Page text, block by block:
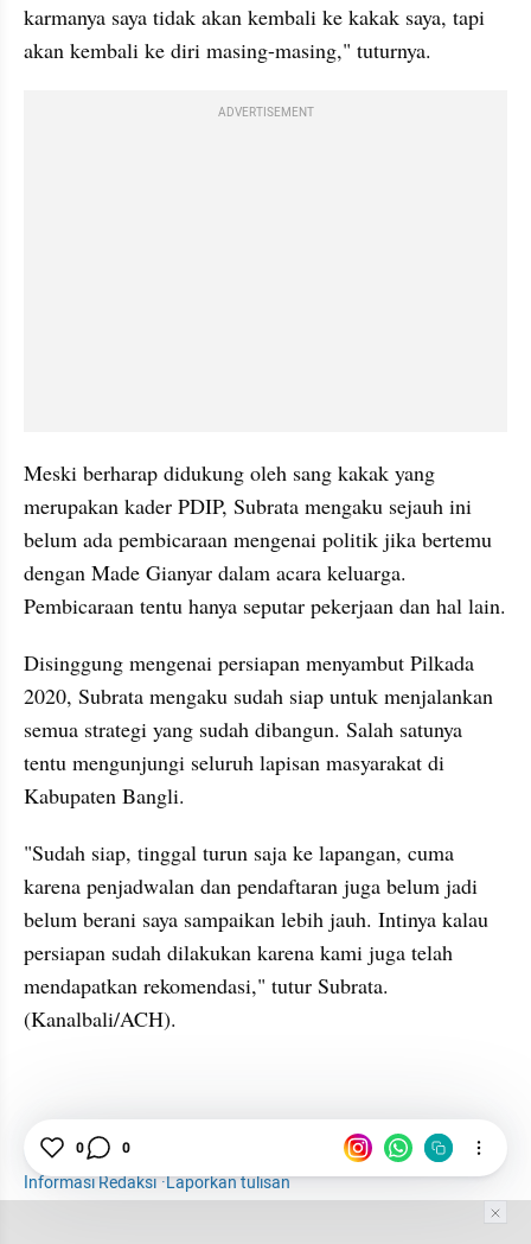
karmanya saya tidak akan kembali ke kakak saya, tapi
akan kembali ke diri masing-masing," tuturnya.
ADVERTISEMENT
Meski berharap didukung oleh sang kakak yang
merupakan kader PDIP, Subrata mengaku sejauh ini
belum ada pembicaraan mengenai politik jika bertemu
dengan Made Gianyar dalam acara keluarga.
Disinggung mengenai persiapan menyambut Pilkada
2020, Subrata mengaku sudah siap untuk menjalankan
semua strategi yang sudah dibangun. Salah satunya
tentu mengunjungi seluruh lapisan masyarakat di
Kabupaten Bangli.
"Sudah siap, tinggal turun saja ke lapangan, cuma
karena penjadwalan dan pendaftaran juga belum jadi
belum berani saya sampaikan lebih jauh. Intinya kalau
persiapan sudah dilakukan karena kami juga telah
mendapatkan rekomendasi," tutur Subrata.
(Kanalbali/ACH).
Bali
Pilkada
Informasi Redaksi·Laporkan tulisan
0 0